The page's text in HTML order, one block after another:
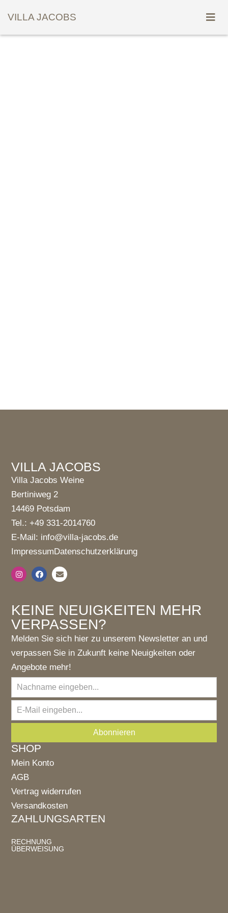
VILLA JACOBS
VILLA JACOBS
Villa Jacobs Weine
Bertiniweg 2
14469 Potsdam
Tel.: +49 331-2014760
E-Mail: info@villa-jacobs.de
Impressum Datenschutzerklärung
KEINE NEUIGKEITEN MEHR
VERPASSEN?
Melden Sie sich hier zu unserem Newsletter an und
verpassen Sie in Zukunft keine Neuigkeiten oder
Angebote mehr!
SHOP
Mein Konto
AGB
Vertrag widerrufen
Versandkosten
ZAHLUNGSARTEN
RECHNUNG
ÜBERWEISUNG